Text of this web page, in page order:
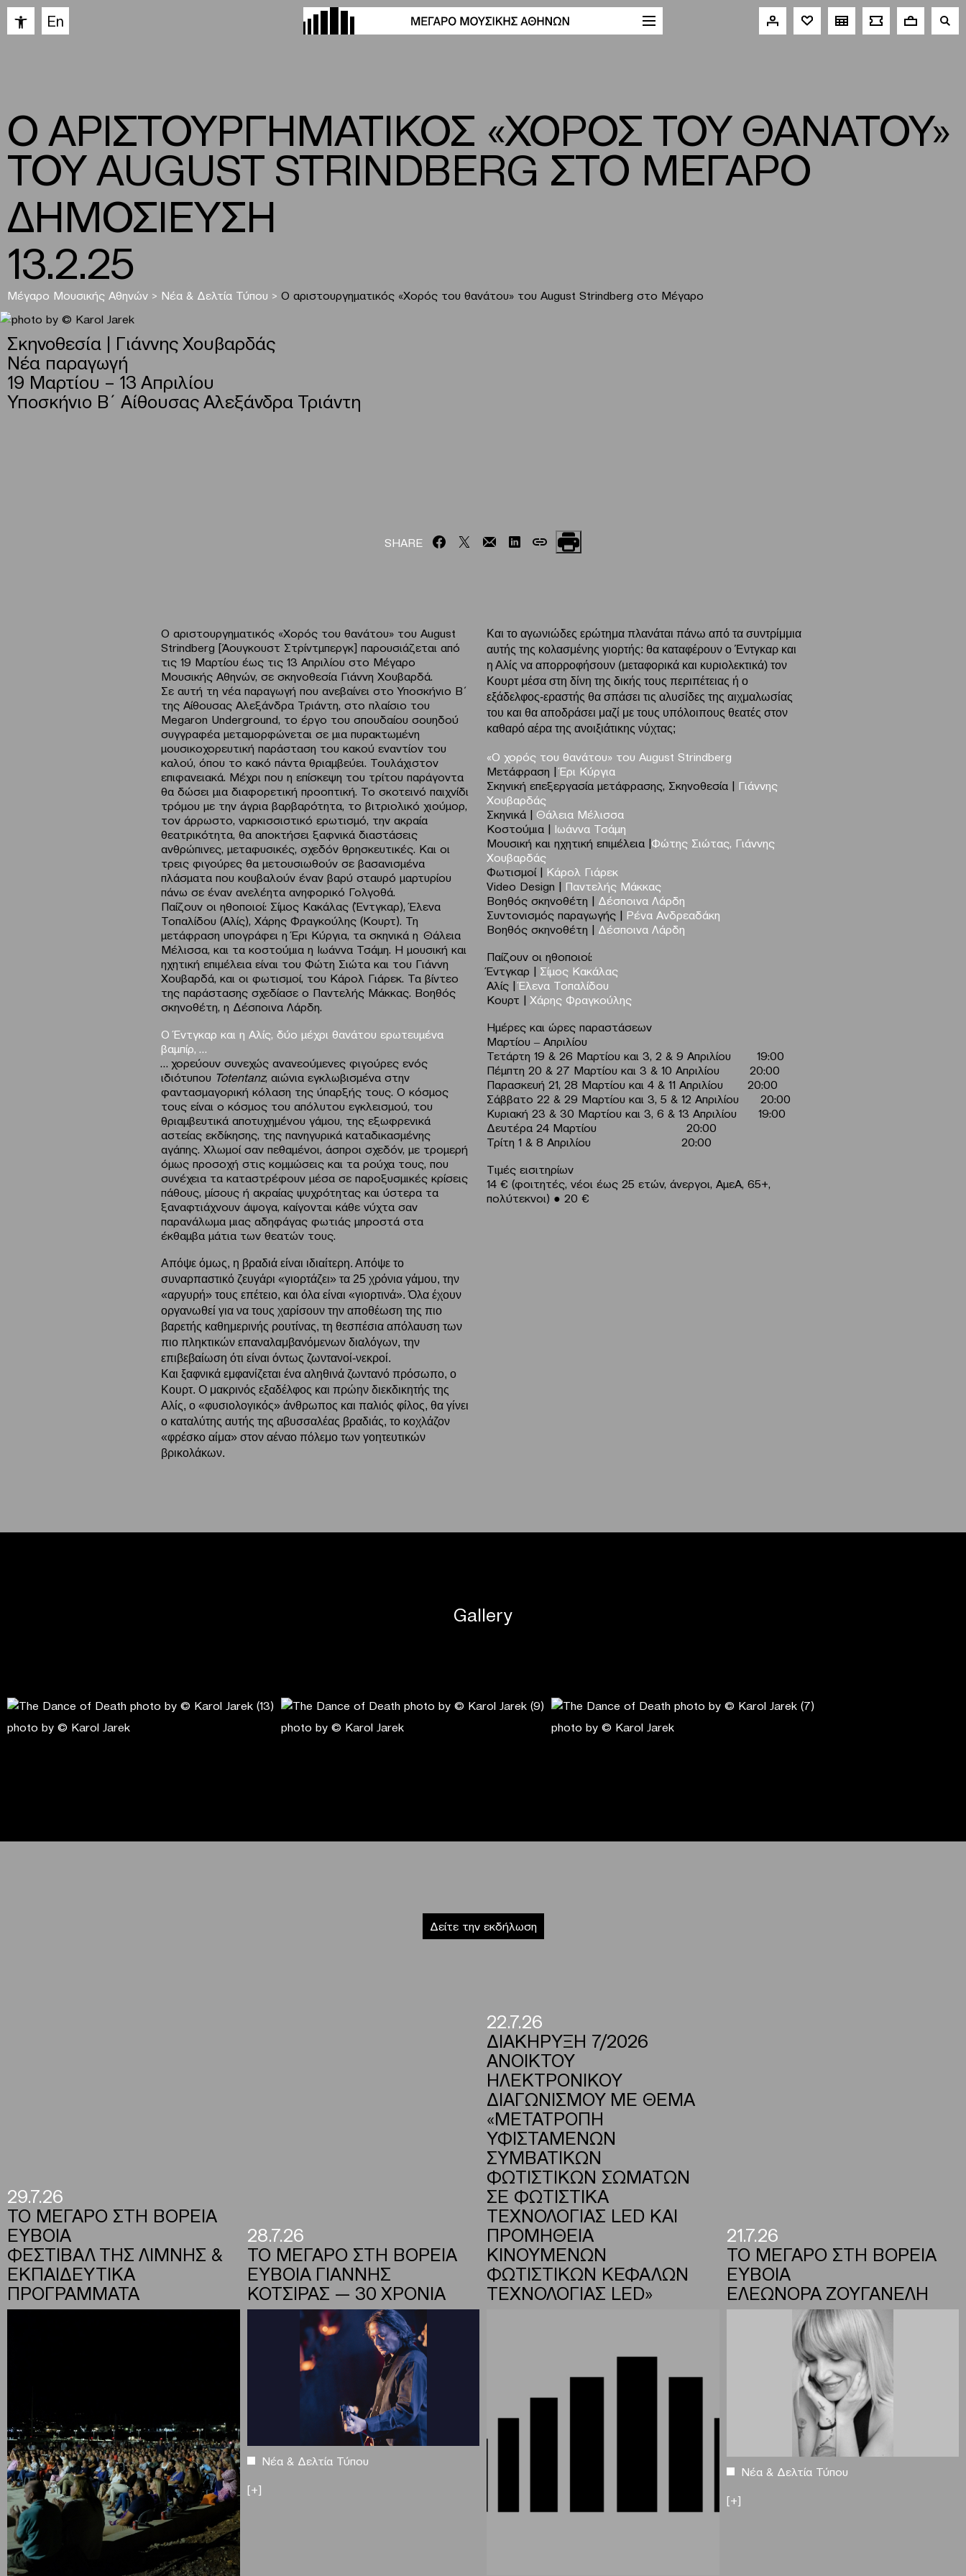
Ανοίξτε τη γραμμή εργαλείων
En
Ο ΑΡΙΣΤΟΥΡΓΗΜΑΤΙΚΟΣ «ΧΟΡΟΣ ΤΟΥ ΘΑΝΑΤΟΥ»
ΤΟΥ AUGUST STRINDBERG ΣΤΟ ΜΕΓΑΡΟ
ΔΗΜΟΣΙΕΥΣΗ
13.2.25
Μέγαρο Μουσικής Αθηνών > Νέα & Δελτία Τύπου > Ο αριστουργηματικός «Χορός του θανάτου» του August Strindberg στο Μέγαρο
Σκηνοθεσία | Γιάννης Χουβαρδάς
Νέα παραγωγή
19 Μαρτίου – 13 Απριλίου
Υποσκήνιο Β΄ Αίθουσας Αλεξάνδρα Τριάντη
SHARE
Ο αριστουργηματικός «Χορός του θανάτου» του August
Strindberg [Άουγκουστ Στρίντμπεργκ] παρουσιάζεται από
τις 19 Μαρτίου έως τις 13 Απριλίου στο Μέγαρο
Μουσικής Αθηνών, σε σκηνοθεσία Γιάννη Χουβαρδά.
Σε αυτή τη νέα παραγωγή που ανεβαίνει στο Υποσκήνιο Β΄
της Αίθουσας Αλεξάνδρα Τριάντη, στο πλαίσιο του
Megaron Underground, το έργο του σπουδαίου σουηδού
συγγραφέα μεταμορφώνεται σε μια πυρακτωμένη
μουσικοχορευτική παράσταση του κακού εναντίον του
καλού, όπου το κακό πάντα θριαμβεύει. Τουλάχιστον
επιφανειακά. Μέχρι που η επίσκεψη του τρίτου παράγοντα
θα δώσει μια διαφορετική προοπτική. Το σκοτεινό παιχνίδι
τρόμου με την άγρια βαρβαρότητα, το βιτριολικό χιούμορ,
τον άρρωστο, ναρκισσιστικό ερωτισμό, την ακραία
θεατρικότητα, θα αποκτήσει ξαφνικά διαστάσεις
ανθρώπινες, μεταφυσικές, σχεδόν θρησκευτικές. Και οι
τρεις φιγούρες θα μετουσιωθούν σε βασανισμένα
πλάσματα που κουβαλούν έναν βαρύ σταυρό μαρτυρίου
πάνω σε έναν ανελέητα ανηφορικό Γολγοθά.
Παίζουν οι ηθοποιοί: Σίμος Κακάλας (Έντγκαρ), Έλενα
Τοπαλίδου (Αλίς), Χάρης Φραγκούλης (Κουρτ). Τη
μετάφραση υπογράφει η Έρι Κύργια, τα σκηνικά η Θάλεια
Μέλισσα, και τα κοστούμια η Ιωάννα Τσάμη. Η μουσική και
ηχητική επιμέλεια είναι του Φώτη Σιώτα και του Γιάννη
Χουβαρδά, και οι φωτισμοί, του Κάρολ Γιάρεκ. Τα βίντεο
της παράστασης σχεδίασε ο Παντελής Μάκκας. Βοηθός
σκηνοθέτη, η Δέσποινα Λάρδη.
Ο Έντγκαρ και η Αλίς, δύο μέχρι θανάτου ερωτευμένα
βαμπίρ, …
… χορεύουν συνεχώς ανανεούμενες φιγούρες ενός
ιδιότυπου Totentanz, αιώνια εγκλωβισμένα στην
φαντασμαγορική κόλαση της ύπαρξής τους. Ο κόσμος
τους είναι ο κόσμος του απόλυτου εγκλεισμού, του
θριαμβευτικά αποτυχημένου γάμου, της εξωφρενικά
αστείας εκδίκησης, της πανηγυρικά καταδικασμένης
αγάπης. Χλωμοί σαν πεθαμένοι, άσπροι σχεδόν, με τρομερή
όμως προσοχή στις κομμώσεις και τα ρούχα τους, που
συνέχεια τα καταστρέφουν μέσα σε παροξυσμικές κρίσεις
πάθους, μίσους ή ακραίας ψυχρότητας και ύστερα τα
ξαναφτιάχνουν άψογα, καίγονται κάθε νύχτα σαν
παρανάλωμα μιας αδηφάγας φωτιάς μπροστά στα
έκθαμβα μάτια των θεατών τους.
Απόψε όμως, η βραδιά είναι ιδιαίτερη. Απόψε το
συναρπαστικό ζευγάρι «γιορτάζει» τα 25 χρόνια γάμου, την
«αργυρή» τους επέτειο, και όλα είναι «γιορτινά». Όλα έχουν
οργανωθεί για να τους χαρίσουν την αποθέωση της πιο
βαρετής καθημερινής ρουτίνας, τη θεσπέσια απόλαυση των
πιο πληκτικών επαναλαμβανόμενων διαλόγων, την
επιβεβαίωση ότι είναι όντως ζωντανοί-νεκροί.
Και ξαφνικά εμφανίζεται ένα αληθινά ζωντανό πρόσωπο, ο
Κουρτ. Ο μακρινός εξαδέλφος και πρώην διεκδικητής της
Αλίς, ο «φυσιολογικός» άνθρωπος και παλιός φίλος, θα γίνει
ο καταλύτης αυτής της αβυσσαλέας βραδιάς, το κοχλάζον
«φρέσκο αίμα» στον αέναο πόλεμο των γοητευτικών
βρικολάκων.
Και το αγωνιώδες ερώτημα πλανάται πάνω από τα συντρίμμια
αυτής της κολασμένης γιορτής: θα καταφέρουν ο Έντγκαρ και
η Αλίς να απορροφήσουν (μεταφορικά και κυριολεκτικά) τον
Κουρτ μέσα στη δίνη της δικής τους περιπέτειας ή ο
εξάδελφος-εραστής θα σπάσει τις αλυσίδες της αιχμαλωσίας
του και θα αποδράσει μαζί με τους υπόλοιπους θεατές στον
καθαρό αέρα της ανοιξιάτικης νύχτας;
«Ο χορός του θανάτου» του August Strindberg
Μετάφραση |Έρι Κύργια
Σκηνική επεξεργασία μετάφρασης, Σκηνοθεσία | Γιάννης
Χουβαρδάς
Σκηνικά | Θάλεια Μέλισσα
Κοστούμια | Ιωάννα Τσάμη
Μουσική και ηχητική επιμέλεια |Φώτης Σιώτας, Γιάννης
Χουβαρδάς
Φωτισμοί | Κάρολ Γιάρεκ
Video Design | Παντελής Μάκκας
Βοηθός σκηνοθέτη | Δέσποινα Λάρδη
Συντονισμός παραγωγής | Ρένα Ανδρεαδάκη
Βοηθός σκηνοθέτη | Δέσποινα Λάρδη
Παίζουν οι ηθοποιοί:
Έντγκαρ | Σίμος Κακάλας
Αλίς |Έλενα Τοπαλίδου
Κουρτ | Χάρης Φραγκούλης
Ημέρες και ώρες παραστάσεων
Μαρτίου ‒ Απριλίου
Τετάρτη 19 & 26 Μαρτίου και 3, 2 & 9 Απριλίου 19:00
Πέμπτη 20 & 27 Μαρτίου και 3 & 10 Απριλίου 20:00
Παρασκευή 21, 28 Μαρτίου και 4 & 11 Απριλίου 20:00
Σάββατο 22 & 29 Μαρτίου και 3, 5 & 12 Απριλίου 20:00
Κυριακή 23 & 30 Μαρτίου και 3, 6 & 13 Απριλίου 19:00
Δευτέρα 24 Μαρτίου 20:00
Τρίτη 1 & 8 Απριλίου 20:00
Τιμές εισιτηρίων
14 € (φοιτητές, νέοι έως 25 ετών, άνεργοι, ΑμεΑ, 65+,
πολύτεκνοι) ● 20 €
Gallery
photo by © Karol Jarek photo by © Karol Jarek photo by © Karol Jarek
Δείτε την εκδήλωση
29.7.26
ΤΟ ΜΕΓΑΡΟ ΣΤΗ ΒΟΡΕΙΑ
ΕΥΒΟΙΑ
ΦΕΣΤΙΒΑΛ ΤΗΣ ΛΙΜΝΗΣ &
ΕΚΠΑΙΔΕΥΤΙΚΑ
ΠΡΟΓΡΑΜΜΑΤΑ
28.7.26
ΤΟ ΜΕΓΑΡΟ ΣΤΗ ΒΟΡΕΙΑ
ΕΥΒΟΙΑ ΓΙΑΝΝΗΣ
ΚΟΤΣΙΡΑΣ — 30 ΧΡΟΝΙΑ
Νέα & Δελτία Τύπου
[+]
22.7.26
ΔΙΑΚΗΡΥΞΗ 7/2026
ΑΝΟΙΚΤΟΥ
ΗΛΕΚΤΡΟΝΙΚΟΥ
ΔΙΑΓΩΝΙΣΜΟΥ ΜΕ ΘΕΜΑ
«ΜΕΤΑΤΡΟΠΗ
ΥΦΙΣΤΑΜΕΝΩΝ
ΣΥΜΒΑΤΙΚΩΝ
ΦΩΤΙΣΤΙΚΩΝ ΣΩΜΑΤΩΝ
ΣΕ ΦΩΤΙΣΤΙΚΑ
ΤΕΧΝΟΛΟΓΙΑΣ LED ΚΑΙ
ΠΡΟΜΗΘΕΙΑ
ΚΙΝΟΥΜΕΝΩΝ
ΦΩΤΙΣΤΙΚΩΝ ΚΕΦΑΛΩΝ
ΤΕΧΝΟΛΟΓΙΑΣ LED»
21.7.26
ΤΟ ΜΕΓΑΡΟ ΣΤΗ ΒΟΡΕΙΑ
ΕΥΒΟΙΑ
ΕΛΕΩΝΟΡΑ ΖΟΥΓΑΝΕΛΗ
Νέα & Δελτία Τύπου
[+]